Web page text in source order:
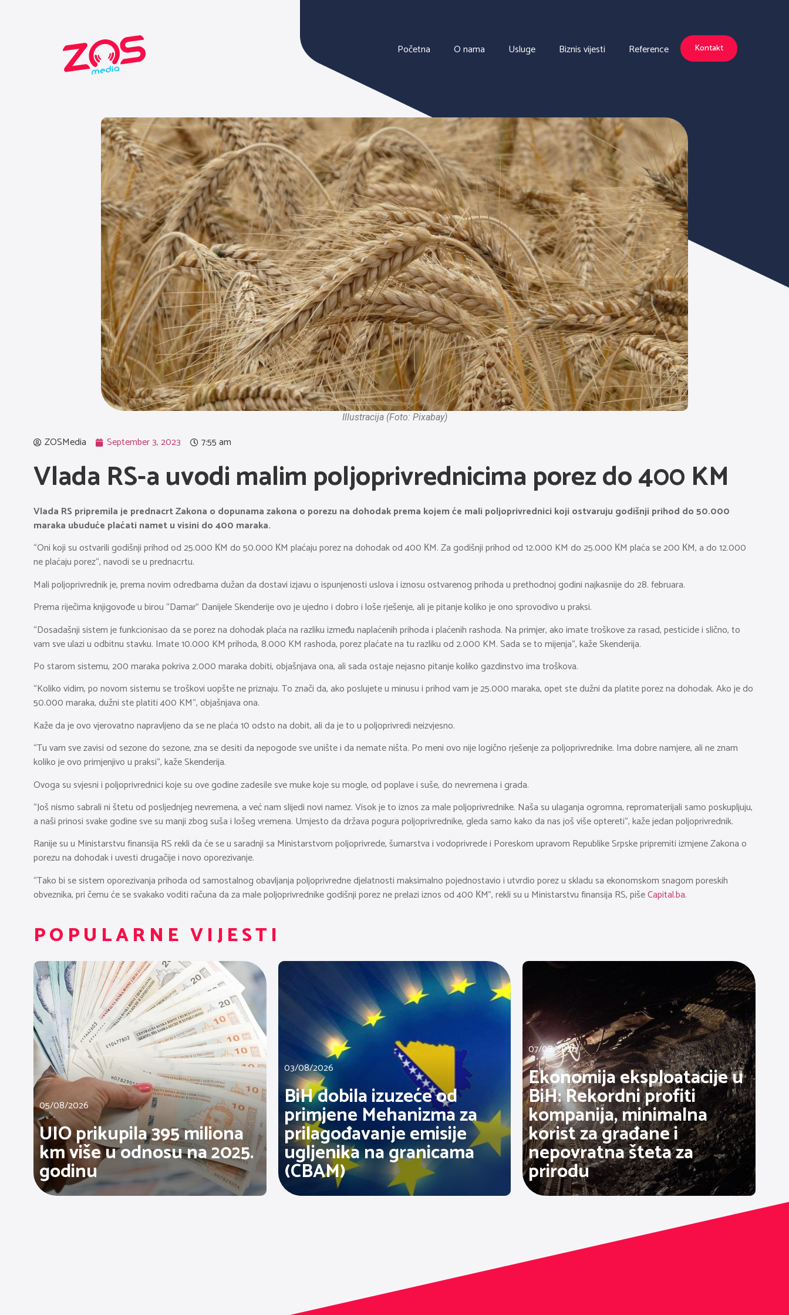
Početna O nama Usluge Biznis vijesti Reference Kontakt
Illustracija (Foto: Pixabay)
ZOSMedia September 3, 2023 7:55 am
Vlada RS-a uvodi malim poljoprivrednicima porez do 400 KM
Vlada RS pripremila je prednacrt Zakona o dopunama zakona o porezu na dohodak prema kojem će mali poljoprivrednici koji ostvaruju godišnji prihod do 50.000
maraka ubuduće plaćati namet u visini do 400 maraka.
“Oni koji su ostvarili godišnji prihod od 25.000 КM do 50.000 КM plaćaju porez na dohodak od 400 КM. Za godišnji prihod od 12.000 KM do 25.000 КM plaća se 200 КM, a do 12.000
ne plaćaju porez“, navodi se u prednacrtu.
Mali poljoprivrednik je, prema novim odredbama dužan da dostavi izjavu o ispunjenosti uslova i iznosu ostvarenog prihoda u prethodnoj godini najkasnije do 28. februara.
Prema riječima knjigovođe u birou “Damar” Danijele Skenderije ovo je ujedno i dobro i loše rješenje, ali je pitanje koliko je ono sprovodivo u praksi.
“Dosadašnji sistem je funkcionisao da se porez na dohodak plaća na razliku između naplaćenih prihoda i plaćenih rashoda. Na primjer, ako imate troškove za rasad, pesticide i slično, to
vam sve ulazi u odbitnu stavku. Imate 10.000 KM prihoda, 8.000 KM rashoda, porez plaćate na tu razliku od 2.000 KM. Sada se to mijenja“, kaže Skenderija.
Po starom sistemu, 200 maraka pokriva 2.000 maraka dobiti, objašnjava ona, ali sada ostaje nejasno pitanje koliko gazdinstvo ima troškova.
“Koliko vidim, po novom sistemu se troškovi uopšte ne priznaju. To znači da, ako poslujete u minusu i prihod vam je 25.000 maraka, opet ste dužni da platite porez na dohodak. Ako je do
50.000 maraka, dužni ste platiti 400 KM“, objašnjava ona.
Kaže da je ovo vjerovatno napravljeno da se ne plaća 10 odsto na dobit, ali da je to u poljoprivredi neizvjesno.
“Tu vam sve zavisi od sezone do sezone, zna se desiti da nepogode sve unište i da nemate ništa. Po meni ovo nije logično rješenje za poljoprivrednike. Ima dobre namjere, ali ne znam
koliko je ovo primjenjivo u praksi“, kaže Skenderija.
Ovoga su svjesni i poljoprivrednici koje su ove godine zadesile sve muke koje su mogle, od poplave i suše, do nevremena i grada.
“Još nismo sabrali ni štetu od posljednjeg nevremena, a već nam slijedi novi namez. Visok je to iznos za male poljoprivrednike. Naša su ulaganja ogromna, repromaterijali samo poskupljuju,
a naši prinosi svake godine sve su manji zbog suša i lošeg vremena. Umjesto da država pogura poljoprivrednike, gleda samo kako da nas još više optereti“, kaže jedan poljoprivrednik.
Ranije su u Ministarstvu finansija RS rekli da će se u saradnji sa Ministarstvom poljoprivrede, šumarstva i vodoprivrede i Poreskom upravom Republike Srpske pripremiti izmjene Zakona o
porezu na dohodak i uvesti drugačije i novo oporezivanje.
“Tako bi se sistem oporezivanja prihoda od samostalnog obavljanja poljoprivredne djelatnosti maksimalno pojednostavio i utvrdio porez u skladu sa ekonomskom snagom poreskih
obveznika, pri čemu će se svakako voditi računa da za male poljoprivrednike godišnji porez ne prelazi iznos od 400 КM”, rekli su u Ministarstvu finansija RS, pišeCapital.ba.
POPULARNE VIJESTI
05/08/2026
UIO prikupila 395 miliona
km više u odnosu na 2025.
godinu
03/08/2026
BiH dobila izuzeće od
primjene Mehanizma za
prilagođavanje emisije
ugljenika na granicama
(CBAM)
07/08/2026
Ekonomija eksploatacije u
BiH: Rekordni profiti
kompanija, minimalna
korist za građane i
nepovratna šteta za
prirodu